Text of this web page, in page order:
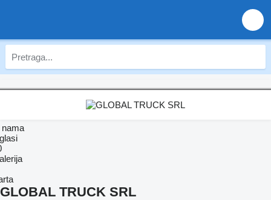
GLOBAL TRUCK SRL